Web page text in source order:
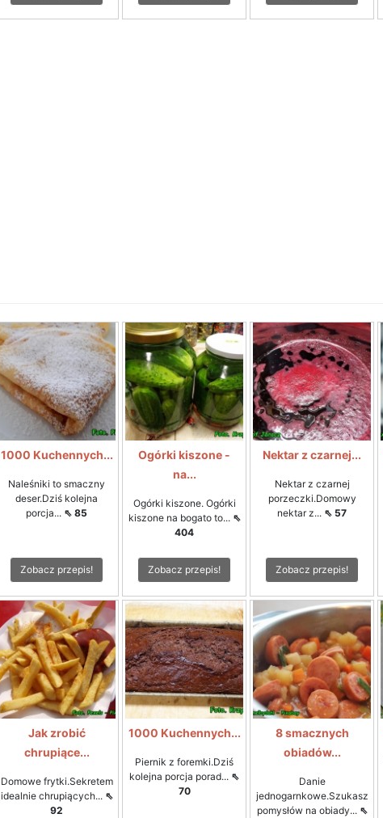
1000 Kuchennych...
Naleśniki to smaczny
deser.Dziś kolejna
porcja... ⇖ 85
Zobacz przepis!
Ogórki kiszone -
na...
Ogórki kiszone. Ogórki
kiszone na bogato to... ⇖
404
Zobacz przepis!
Nektar z czarnej...
Nektar z czarnej
porzeczki.Domowy
nektar z... ⇖ 57
Zobacz przepis!
Jak zrobić
chrupiące...
Domowe frytki.Sekretem
idealnie chrupiących... ⇖
92
1000 Kuchennych...
Piernik z foremki.Dziś
kolejna porcja porad... ⇖
70
8 smacznych
obiadów...
Danie
jednogarnkowe.Szukasz
pomysłów na obiady... ⇖